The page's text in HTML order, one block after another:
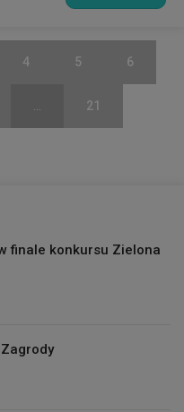
4 5 6
... 21
finale konkursu Zielona